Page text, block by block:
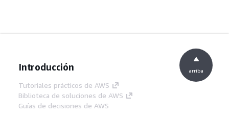
Introducción
Tutoriales prácticos de AWS
Biblioteca de soluciones de AWS
Guías de decisiones de AWS
arriba